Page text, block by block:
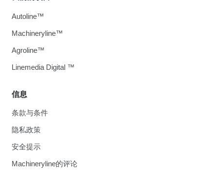
信息
条款与条件
隐私政策
安全提示
Machineryline的评论
Autoline™
Machineryline™
Agroline™
Linemedia Digital ™